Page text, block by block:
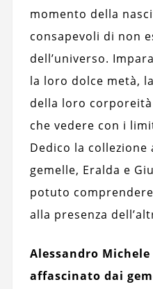
momento della
consapevoli di non
dell’universo.
la loro dolce metà,
della loro
che vedere con i
Dedico la collezione
gemelle, Eralda e
potuto
alla presenza
Alessandro
affascinato dai